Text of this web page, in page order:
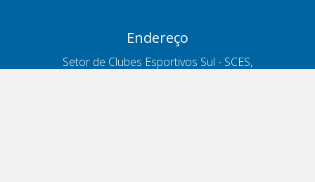
Endereço
Setor de Clubes Esportivos Sul - SCES,